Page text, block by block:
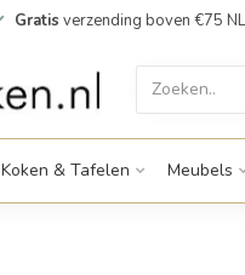
Gratis verzending boven €75
Koken & Tafelen Meubels